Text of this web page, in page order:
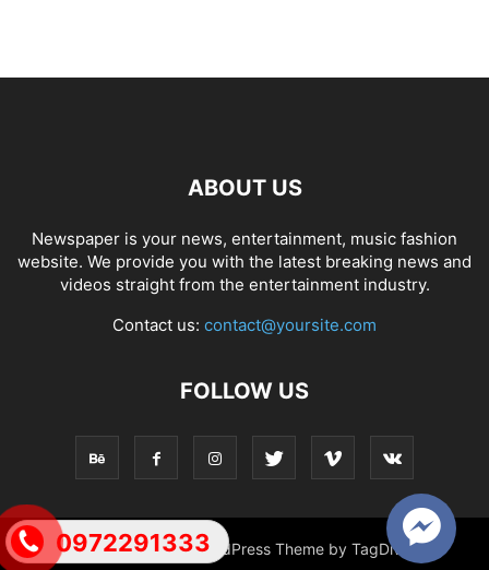
0972291333
ABOUT US
Newspaper is your news, entertainment, music fashion
website. We provide you with the latest breaking news and
videos straight from the entertainment industry.
Contact us: contact@yoursite.com
FOLLOW US
© Newspaper WordPress Theme by TagDiv